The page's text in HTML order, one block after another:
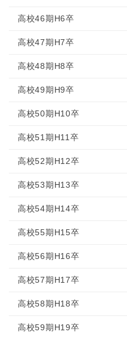
高校46期H6卒
高校47期H7卒
高校48期H8卒
高校49期H9卒
高校50期H10卒
高校51期H11卒
高校52期H12卒
高校53期H13卒
高校54期H14卒
高校55期H15卒
高校56期H16卒
高校57期H17卒
高校58期H18卒
高校59期H19卒